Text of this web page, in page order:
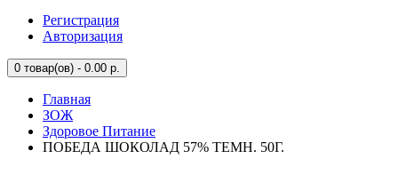
Регистрация
Авторизация
0 товар(ов) - 0.00 р.
Главная
ЗОЖ
Здоровое Питание
ПОБЕДА ШОКОЛАД 57% ТЕМН. 50Г.